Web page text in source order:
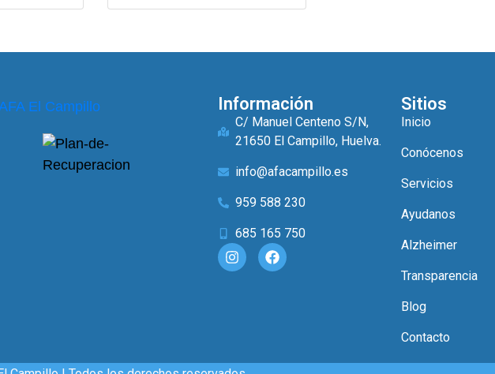
Información
C/ Manuel Centeno S/N,
21650 El Campillo, Huelva.
info@afacampillo.es
959 588 230
685 165 750
Sitios
Inicio
Conócenos
Servicios
Ayudanos
Alzheimer
Transparencia
Blog
Contacto